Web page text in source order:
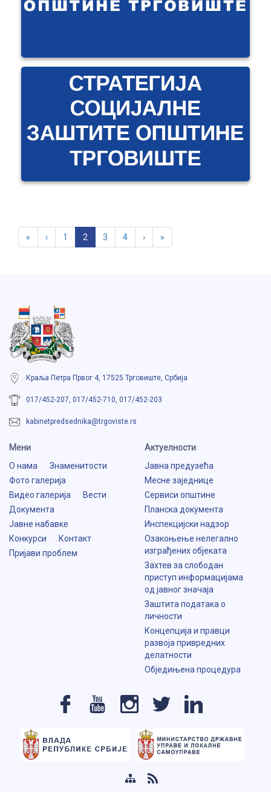
« ‹ 1 2 3 4 › »
Краља Петра Првог 4, 17525 Трговиште, Србија
017/452-207, 017/452-710, 017/452-203
kabinetpredsednika@trgoviste.rs
Мени
О нама
Знаменитости
Фото галерија
Видео галерија
Вести
Документа
Јавне набавке
Конкурси
Контакт
Пријави проблем
Aктуелности
Јавна предузећа
Месне заједнице
Сервиси општине
Планска документа
Инспекцијски надзор
Озакоњење нелегално
изграђених објеката
Захтев за слободан
приступ информацијама
од јавног значаја
Заштита података о
личности
Концепција и правци
развоја привредних
делатности
Обједињена процедура